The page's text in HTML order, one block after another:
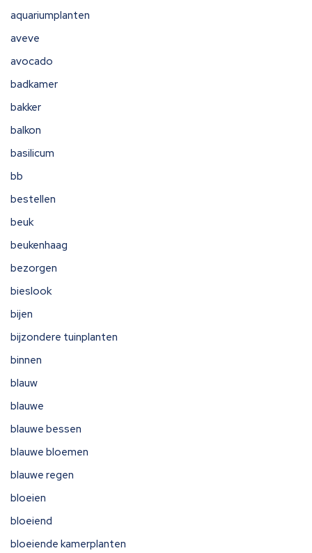
aquariumplanten
aveve
avocado
badkamer
bakker
balkon
basilicum
bb
bestellen
beuk
beukenhaag
bezorgen
bieslook
bijen
bijzondere tuinplanten
binnen
blauw
blauwe
blauwe bessen
blauwe bloemen
blauwe regen
bloeien
bloeiend
bloeiende kamerplanten